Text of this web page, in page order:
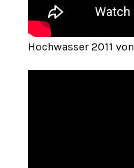
Hochwasser 2011 von